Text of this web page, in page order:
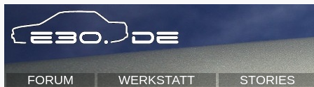
FORUM WERKSTATT STORIES